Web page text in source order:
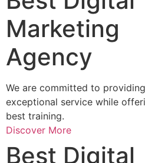
We are committed to
exceptional service while
Discover More
Best Digital
Marketing
Agency